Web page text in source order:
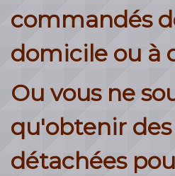
sécurité et du
commandés
domicile ou à
Ou vous ne
qu'obtenir
détachées